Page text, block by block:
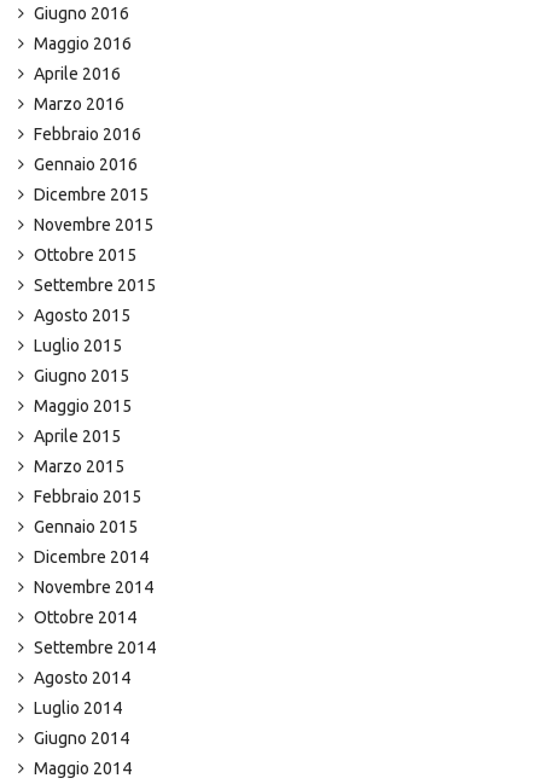
Giugno 2016
Maggio 2016
Aprile 2016
Marzo 2016
Febbraio 2016
Gennaio 2016
Dicembre 2015
Novembre 2015
Ottobre 2015
Settembre 2015
Agosto 2015
Luglio 2015
Giugno 2015
Maggio 2015
Aprile 2015
Marzo 2015
Febbraio 2015
Gennaio 2015
Dicembre 2014
Novembre 2014
Ottobre 2014
Settembre 2014
Agosto 2014
Luglio 2014
Giugno 2014
Maggio 2014